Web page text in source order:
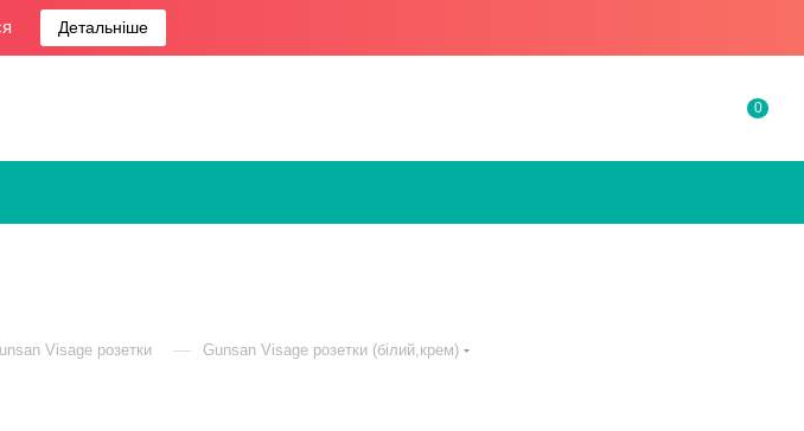
Детальніше
0
Visage розетки — Gunsan Visage розетки (білий,крем)